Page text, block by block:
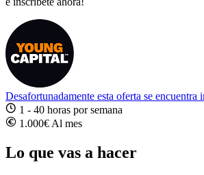
Desafortunadamente esta oferta se encuentra
1 - 40 horas por semana
1.000€ Al mes
Lo que vas a hacer